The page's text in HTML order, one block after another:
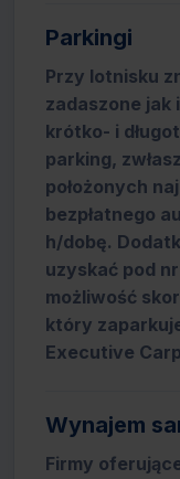
Parkingi
Przy lotnisku
zadaszone jak
krótko- i
parking,
położonych
bezpłatnego
h/dobę.
uzyskać pod
możliwość
który
Executive
Wynajem
Firmy